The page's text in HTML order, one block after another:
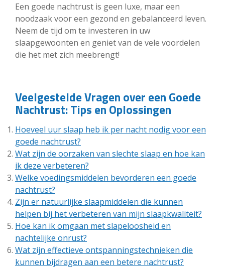
Een goede nachtrust is geen luxe, maar een
noodzaak voor een gezond en gebalanceerd leven.
Neem de tijd om te investeren in uw
slaapgewoonten en geniet van de vele voordelen
die het met zich meebrengt!
Veelgestelde Vragen over een Goede
Nachtrust: Tips en Oplossingen
Hoeveel uur slaap heb ik per nacht nodig voor een
goede nachtrust?
Wat zijn de oorzaken van slechte slaap en hoe kan
ik deze verbeteren?
Welke voedingsmiddelen bevorderen een goede
nachtrust?
Zijn er natuurlijke slaapmiddelen die kunnen
helpen bij het verbeteren van mijn slaapkwaliteit?
Hoe kan ik omgaan met slapeloosheid en
nachtelijke onrust?
Wat zijn effectieve ontspanningstechnieken die
kunnen bijdragen aan een betere nachtrust?